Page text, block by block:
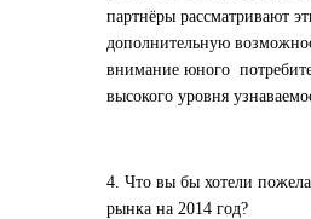
партнёры рассматривают
дополнительную
внимание юного
высокого уровня
4. Что вы бы хотели
рынка на 2014 год?